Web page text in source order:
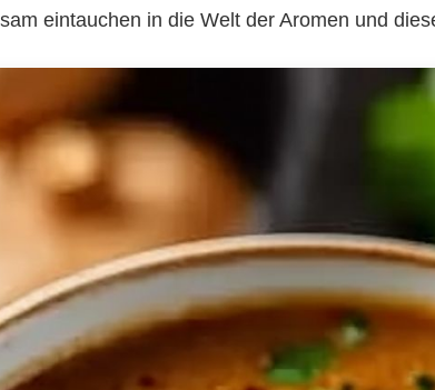
eintauchen in die Welt der Aromen und